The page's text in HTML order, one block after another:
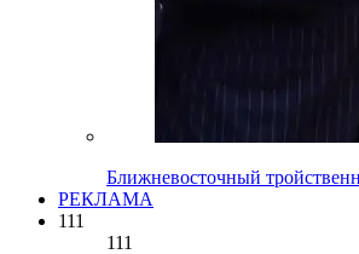
Ближневосточный
РЕКЛАМА
111
111